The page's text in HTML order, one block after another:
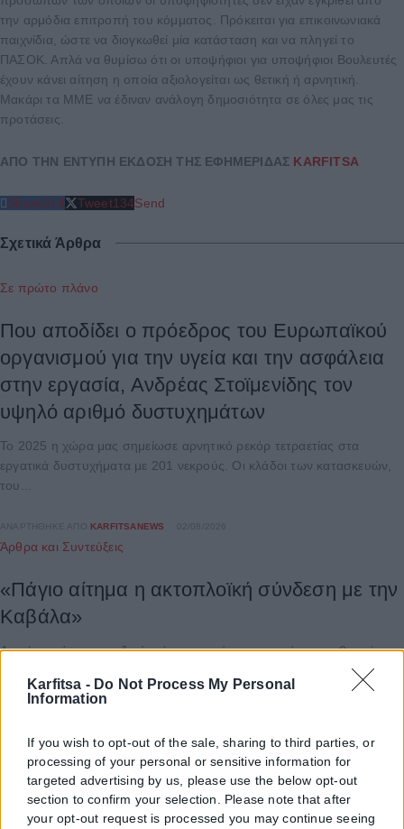
Karfitsa - Do Not Process My Personal
Information
If you wish to opt-out of the sale, sharing to third parties, or
processing of your personal or sensitive information for
targeted advertising by us, please use the below opt-out
section to confirm your selection. Please note that after
your opt-out request is processed you may continue seeing
την αρμόδια επιτροπή του κόμματος. Πρόκειται για επικοινωνιακά
παιχνίδια, ώστε να διογκωθεί μία κατάσταση και να πληγεί το
ΠΑΣΟΚ. Απλά να θυμίσω ότι οι υποψήφιοι για υποψήφιοι Βουλευτές
έχουν κάνει αίτηση η οποία αξιολογείται ως θετική ή αρνητική.
Μακάρι τα ΜΜΕ να έδιναν ανάλογη δημοσιότητα σε όλες μας τις
προτάσεις.
ΑΠΟ ΤΗΝ ΕΝΤΥΠΗ ΕΚΔΟΣΗ ΤΗΣ ΕΦΗΜΕΡΙΔΑΣ KARFITSA
Share214 Tweet134Send
Σχετικά Άρθρα
Σε πρώτο πλάνο
Που αποδίδει ο πρόεδρος του Ευρωπαϊκού
οργανισμού για την υγεία και την ασφάλεια
στην εργασία, Ανδρέας Στοϊμενίδης τον
υψηλό αριθμό δυστυχημάτων
Το 2025 η χώρα μας σημείωσε αρνητικό ρεκόρ τετραετίας στα
εργατικά δυστυχήματα με 201 νεκρούς. Οι κλάδοι των κατασκευών,
του...
KARFITSANEWS
Άρθρα και Συντεύξεις
«Πάγιο αίτημα η ακτοπλοϊκή σύνδεση με την
Καβάλα»
Αν μέχρι σήμερα αναζητάτε ένα κοντινό προορισμό για τις θερινές
σας διακοπές, η Σαμοθράκη αποτελεί την ιδανική επιλογή. Αφενός
διότι...